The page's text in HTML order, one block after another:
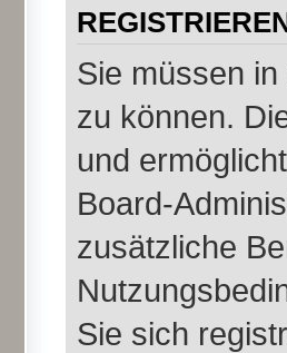
Sie müssen
zu können.
und
Board-
zusätzliche
Sie sich